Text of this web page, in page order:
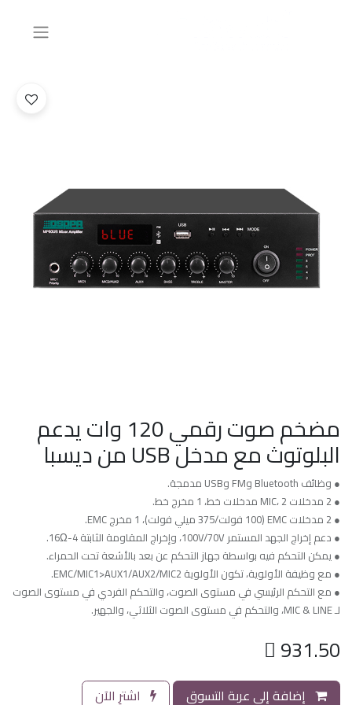
مضخم صوت رقمي 120 وات يدعم
البلوتوث مع مدخل USB من ديسبا
● وظائف Bluetooth وFM وUSB مدمجة.
● 2 مدخلات MIC، 2 مدخلات خط، 1 مخرج خط.
● 2 مدخلات EMC (100 فولت/375 ميلي فولت)، 1 مخرج EMC.
● دعم إخراج الجهد المستمر 100V/70V، وإخراج المقاومة الثابتة 4-16Ω.
● يمكن التحكم فيه بواسطة جهاز التحكم عن بعد بالأشعة تحت الحمراء.
● مع وظيفة الأولوية، تكون الأولوية EMC/MIC1>AUX1/AUX2/MIC2.
● مع التحكم الرئيسي في مستوى الصوت، والتحكم الفردي في مستوى الصوت
لـ MIC & LINE، والتحكم في مستوى الصوت الثلاثي، والجهير.
931.50
إضافة إلى عربة التسوق اشترِ الآن